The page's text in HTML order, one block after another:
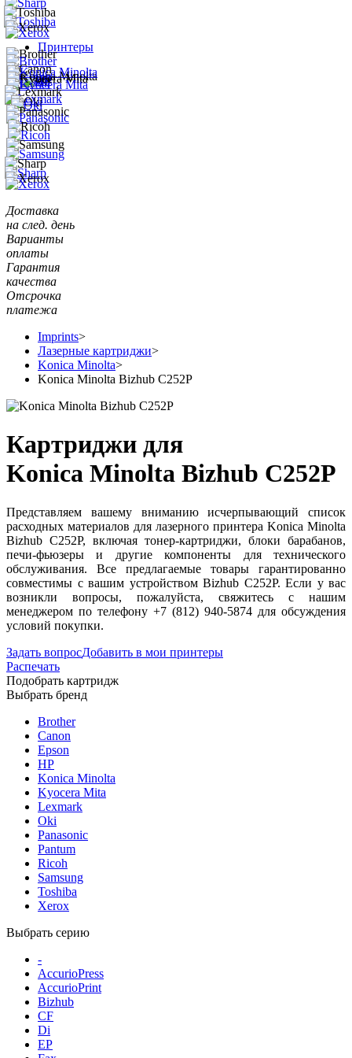
Принтеры
Доставка
на след. день
Варианты
оплаты
Гарантия
качества
Отсрочка
платежа
Imprints>
Лазерные картриджи>
Konica Minolta>
Konica Minolta Bizhub C252P
Картриджи для
Konica Minolta Bizhub C252P
Представляем вашему вниманию исчерпывающий список
расходных материалов для лазерного принтера Konica Minolta
Bizhub C252P, включая тонер-картриджи, блоки барабанов,
печи-фьюзеры и другие компоненты для технического
обслуживания. Все предлагаемые товары гарантированно
совместимы с вашим устройством Bizhub C252P. Если у вас
возникли вопросы, пожалуйста, свяжитесь с нашим
менеджером по телефону +7 (812) 940-5874 для обсуждения
условий покупки.
Задать вопросДобавить в мои принтеры
Распечать
Подобрать картридж
Выбрать бренд
Brother
Canon
Epson
HP
Konica Minolta
Kyocera Mita
Lexmark
Oki
Panasonic
Pantum
Ricoh
Samsung
Toshiba
Xerox
Выбрать серию
-
AccurioPress
AccurioPrint
Bizhub
CF
Di
EP